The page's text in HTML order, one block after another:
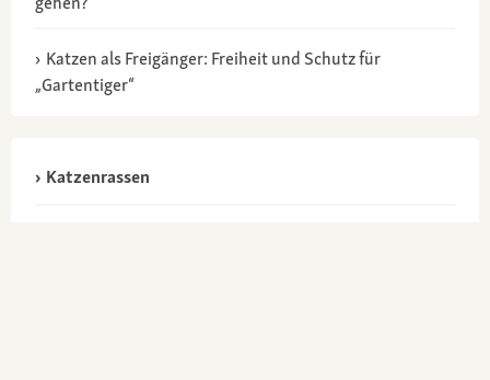
Katzen als Freigänger: Freiheit und Schutz für
„Gartentiger“
Katzenrassen